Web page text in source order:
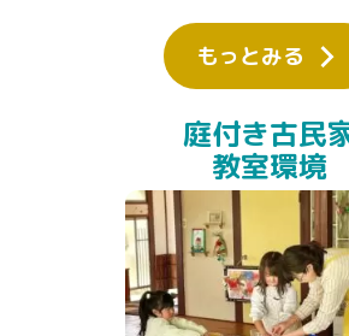
もっとみる
庭付き古民
教室環境